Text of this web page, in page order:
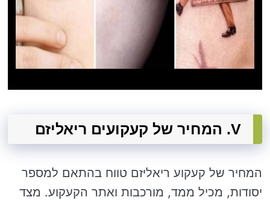
V. המחיר של קעקועים ריאליזם
המחיר של קעקוע ריאליזם טווח בהתאם למספר
יסודות, מכיל ממד, מורכבות ואתר הקעקוע. מצד